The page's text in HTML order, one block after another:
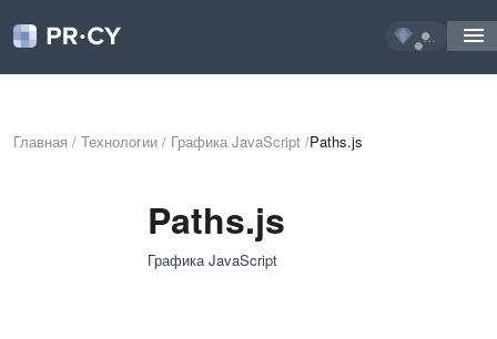
...
Главная / Технологии / Графика JavaScript /Paths.js
Paths.js
Графика JavaScript